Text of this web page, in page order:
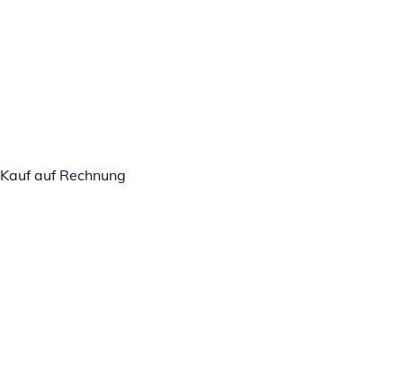
Kauf auf Rechnung